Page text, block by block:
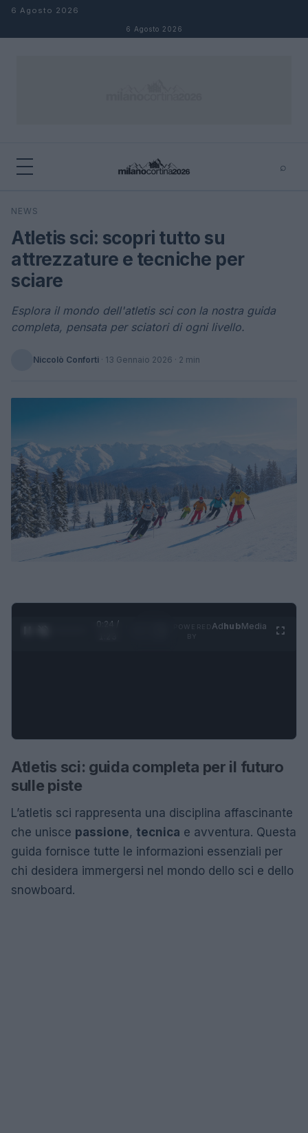
Salta al contenuto
6 Agosto 2026
6 Agosto 2026
⌕
Cerca
NEWS
Atletis sci: scopri tutto su
attrezzature e tecniche per
sciare
Esplora il mondo dell'atletis sci con la nostra guida
completa, pensata per sciatori di ogni livello.
Niccolò Conforti · 13 Gennaio 2026 · 2 min
0:25 /
AdhubMedia
Atletis sci: guida completa per il futuro
sulle piste
L’atletis sci rappresenta una disciplina affascinante
che unisce passione, tecnica e avventura. Questa
guida fornisce tutte le informazioni essenziali per
chi desidera immergersi nel mondo dello sci e dello
snowboard.